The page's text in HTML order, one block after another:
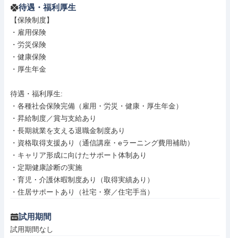
待遇・福利厚生
【保険制度】
・雇用保険
・労災保険
・健康保険
・厚生年金
待遇・福利厚生:
・各種社会保険完備（雇用・労災・健康・厚生年金）
・昇給制度／賞与支給あり
・長期就業を支える退職金制度あり
・資格取得支援あり（通信講座・eラーニング費用補助）
・キャリア形成に向けたサポート体制あり
・定期健康診断の実施
・育児・介護休暇制度あり（取得実績あり）
・住居サポートあり（社宅・寮／住宅手当）
試用期間
試用期間なし